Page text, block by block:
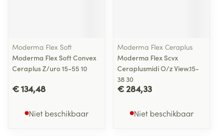
Moderma Flex Soft
Moderma Flex Soft Convex
Ceraplus Z/uro 15-55 10
€ 134,48
Niet beschikbaar
Moderma Flex Ceraplus
Moderma Flex Scvx
Ceraplusmidi O/z View.15-
38 30
€ 284,33
Niet beschikbaar